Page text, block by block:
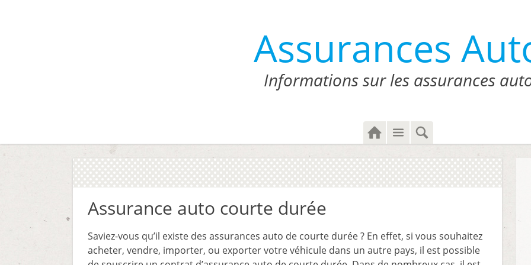
Assurances
Informations sur les assurances
H
o
m
e
M
n
u
S
e
a
r
c
Assurance auto courte durée
Saviez-vous qu’il existe des assurances auto de courte durée ? En effet, si vous souhaitez
acheter, vendre, importer, ou exporter votre véhicule dans un autre pays, il est possible